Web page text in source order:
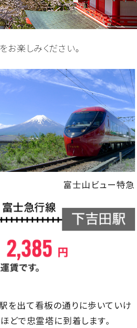
楽しみください。
富士山ビュー特急
を出て看板の通りに歩いていけ
どで忠霊塔に到着します。